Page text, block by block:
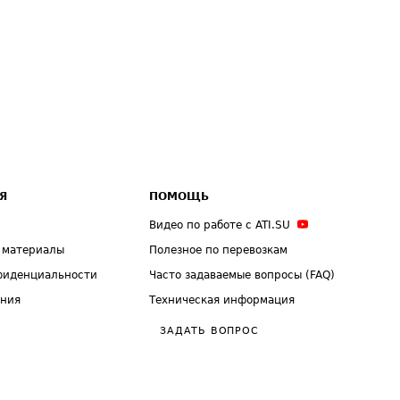
ПОМОЩЬ
Видео по работе с ATI.SU
Полезное по перевозкам
Часто задаваемые вопросы (FAQ)
Техническая информация
ЗАДАТЬ ВОПРОС